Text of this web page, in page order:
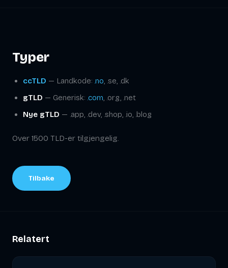
Typer
ccTLD — Landkode: .no, .se, .dk
gTLD — Generisk: .com, .org, .net
Nye gTLD — .app, .dev, .shop, .io, .blog
Over 1500 TLD-er tilgjengelig.
Tilbake
Relatert